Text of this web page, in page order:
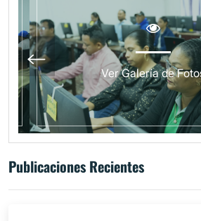
Ver Galería de Fotos
Publicaciones Recientes